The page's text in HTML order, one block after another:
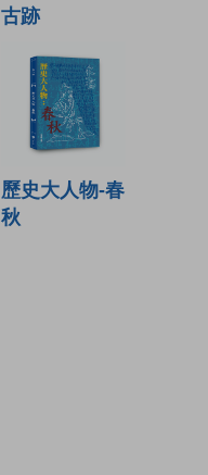
古跡
歷史大人物-春
秋